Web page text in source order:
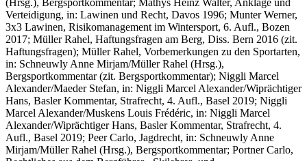
Verteidigung, in: Lawinen und Recht, Davos 1996; Munter Werner,
3x3 Lawinen, Risikomanagement im Wintersport, 6. Aufl., Bozen
2017; Müller Rahel, Haftungsfragen am Berg, Diss. Bern 2016 (zit.
Haftungsfragen); Müller Rahel, Vorbemerkungen zu den Sportarten,
in: Schneuwly Anne Mirjam/Müller Rahel (Hrsg.),
Bergsportkommentar (zit. Bergsportkommentar); Niggli Marcel
Alexander/Maeder Stefan, in: Niggli Marcel Alexander/Wiprächtiger
Hans, Basler Kommentar, Strafrecht, 4. Aufl., Basel 2019; Niggli
Marcel Alexander/Muskens Louis Frédéric, in: Niggli Marcel
Alexander/Wiprächtiger Hans, Basler Kommentar, Strafrecht, 4.
Aufl., Basel 2019; Peer Carlo, Jagdrecht, in: Schneuwly Anne
Mirjam/Müller Rahel (Hrsg.), Bergsportkommentar; Portner Carlo,